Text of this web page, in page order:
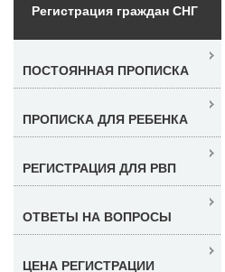
Регистрация граждан СНГ
ПОСТОЯННАЯ ПРОПИСКА
ПРОПИСКА ДЛЯ РЕБЕНКА
РЕГИСТРАЦИЯ ДЛЯ РВП
ОТВЕТЫ НА ВОПРОСЫ
ЦЕНА РЕГИСТРАЦИИ